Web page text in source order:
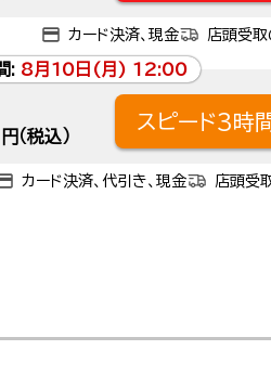
カード決済、現金 店頭受取
: 8月10日(月) 12:00
円（税込）
スピード3時
カード決済、代引き、現金 店頭受